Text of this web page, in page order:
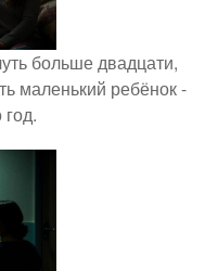
больше двадцати,
маленький ребёнок -